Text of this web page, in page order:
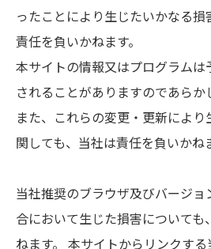
ったことにより生じたいかなる損
責任を負いかねます。
本サイトの情報又はプログラムは
されることがありますのであらか
また、これらの変更・更新によ
関しても、当社は責任を負いかね
当社推奨のブラウザ及びバージョ
合において生じた損害についても
ねます。 本サイトからリンクす